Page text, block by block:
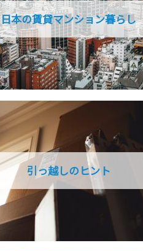
日本の賃貸マンション暮らし
引っ越しのヒント